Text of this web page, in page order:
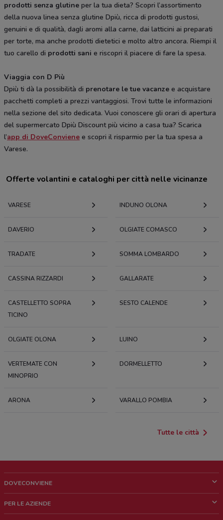
prodotti senza glutine per la tua dieta? Scopri l’assortimento
della nuova linea senza glutine Dpiù, ricca di prodotti gustosi,
genuini e di qualità, dagli aromi alla carne, dai latticini ai preparati
per torte, ma anche prodotti dietetici e molto altro ancora. Riempi il
tuo carello di prodotti sani e riscopri il piacere di fare la spesa.
Viaggia con D Più
Dpiù ti dà la possibilità di prenotare le tue vacanze e acquistare
pacchetti completi a prezzi vantaggiosi. Trovi tutte le informazioni
nella sezione del sito dedicata. Vuoi conoscere gli orari di apertura
del supermercato Dpiù Discount più vicino a casa tua? Scarica
l’app di DoveConviene e scopri il risparmio per la tua spesa a
Varese.
Offerte volantini e cataloghi per città nelle vicinanze
VARESE INDUNO OLONA
DAVERIO OLGIATE COMASCO
TRADATE SOMMA LOMBARDO
CASSINA RIZZARDI GALLARATE
CASTELLETTO SOPRA
TICINO
SESTO CALENDE
OLGIATE OLONA LUINO
VERTEMATE CON
MINOPRIO
DORMELLETTO
ARONA VARALLO POMBIA
Tutte le città
DOVECONVIENE
Chi siamo
PER LE AZIENDE